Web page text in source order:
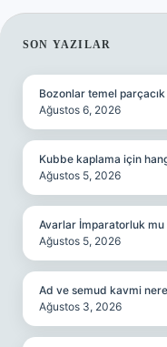
SIDEBAR
SON YAZILAR
Bozonlar temel parçacık
Ağustos 6, 2026
Kubbe kaplama için
Ağustos 5, 2026
Avarlar İmparatorluk mu
Ağustos 5, 2026
Ad ve semud kavmi
Ağustos 3, 2026